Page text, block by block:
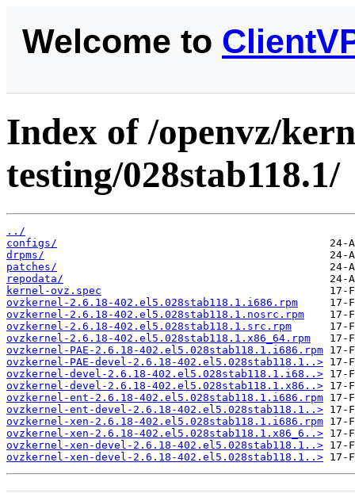
Welcome to
Index of /openvz/
testing/028stab118.1/
../
configs/
drpms/
patches/
repodata/
kernel-ovz.spec
ovzkernel-2.6.18-402.el5.028stab118.1.i686.rpm
ovzkernel-2.6.18-402.el5.028stab118.1.nosrc.rpm
ovzkernel-2.6.18-402.el5.028stab118.1.src.rpm
ovzkernel-2.6.18-402.el5.028stab118.1.x86_64.rpm
ovzkernel-PAE-2.6.18-402.el5.028stab118.1.i686.rpm
ovzkernel-PAE-devel-2.6.18-402.el5.028stab118.1..>
ovzkernel-devel-2.6.18-402.el5.028stab118.1.i68..>
ovzkernel-devel-2.6.18-402.el5.028stab118.1.x86..>
ovzkernel-ent-2.6.18-402.el5.028stab118.1.i686.rpm
ovzkernel-ent-devel-2.6.18-402.el5.028stab118.1..>
ovzkernel-xen-2.6.18-402.el5.028stab118.1.i686.rpm
ovzkernel-xen-2.6.18-402.el5.028stab118.1.x86_6..>
ovzkernel-xen-devel-2.6.18-402.el5.028stab118.1..>
ovzkernel-xen-devel-2.6.18-402.el5.028stab118.1..>